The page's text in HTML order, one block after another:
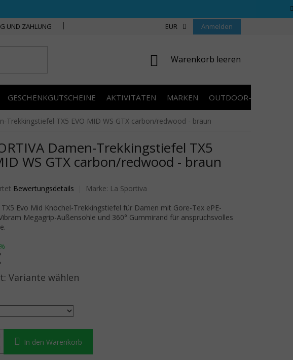
UND ZAHLUNG ÜBER UNS COOKIES
EUR Anmelden
WARENKORB
Warenkorb leeren
GESCHENKGUTSCHEINE AKTIVITÄTEN MARKEN OUTDOOR-
Trekkingstiefel TX5 EVO MID WS GTX carbon/redwood - braun
Damen-Trekkingstiefel TX5
WS GTX carbon/redwood - braun
Produktbewertung ist 0,0 von 5 Sternen.
Bewertungsdetails Marke: La Sportiva
Variante wählen
In den Warenkorb
TX5 Evo Mid Knöchel-Trekkingstiefel für Damen mit Gore-Tex ePE-
Megagrip-Außensohle und 360° Gummirand für anspruchsvolles